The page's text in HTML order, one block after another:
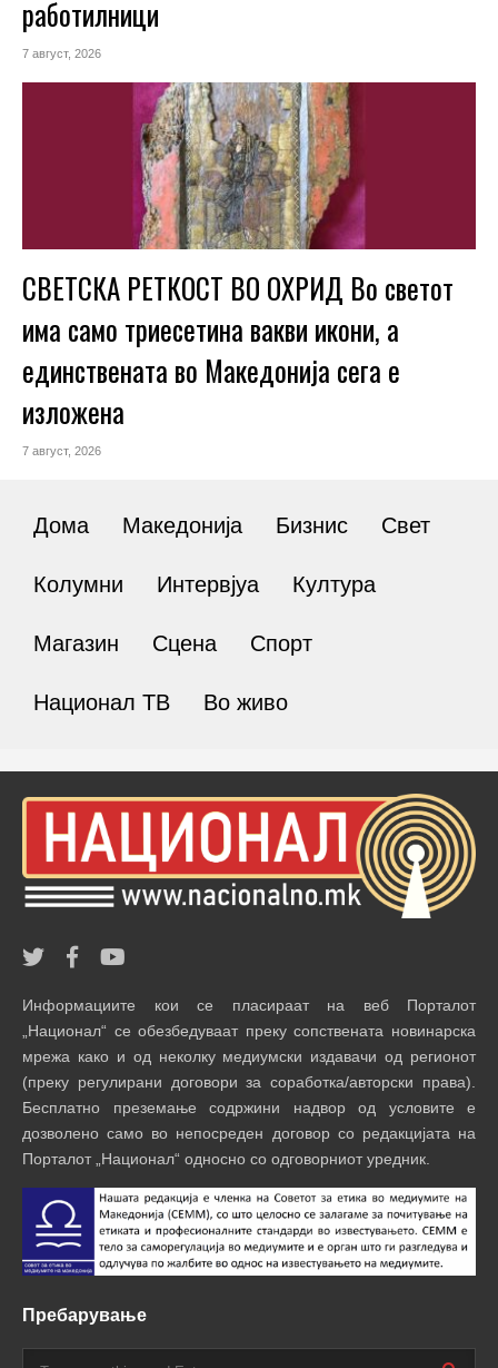
работилници
7 август, 2026
СВЕТСКА РЕТКОСТ ВО ОХРИД Во светот
има само триесетина вакви икони, а
единствената во Македонија сега е
изложена
7 август, 2026
Дома Македонија Бизнис Свет
Колумни Интервјуа Култура
Магазин Сцена Спорт
Национал ТВ Во живо
Информациите кои се пласираат на веб Порталот
„Национал“ се обезбедуваат преку сопствената новинарска
мрежа како и од неколку медиумски издавачи од регионот
(преку регулирани договори за соработка/авторски права).
Бесплатно преземање содржини надвор од условите е
дозволено само во непосреден договор со редакцијата на
Порталот „Национал“ односно со одговорниот уредник.
Пребарување